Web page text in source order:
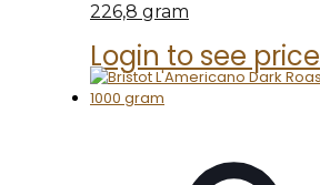
226,8 gram
Login to see price